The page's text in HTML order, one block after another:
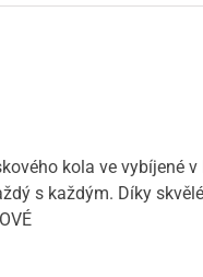
kola ve vybíjené
s každým. Díky